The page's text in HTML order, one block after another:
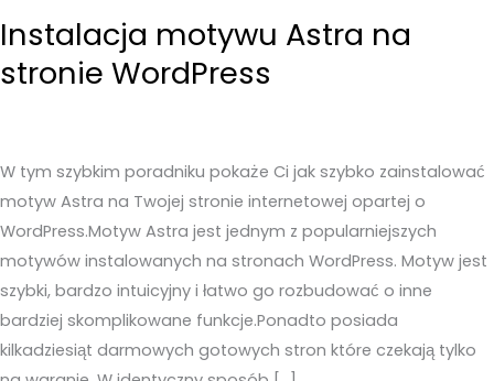
Instalacja motywu Astra na
stronie WordPress
W tym szybkim poradniku pokaże Ci jak szybko zainstalować
motyw Astra na Twojej stronie internetowej opartej o
WordPress.Motyw Astra jest jednym z popularniejszych
motywów instalowanych na stronach WordPress. Motyw jest
szybki, bardzo intuicyjny i łatwo go rozbudować o inne
bardziej skomplikowane funkcje.Ponadto posiada
kilkadziesiąt darmowych gotowych stron które czekają tylko